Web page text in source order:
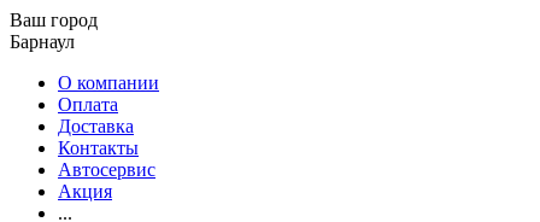
Ваш город
Барнаул
О компании
Оплата
Доставка
Контакты
Автосервис
Акция
...